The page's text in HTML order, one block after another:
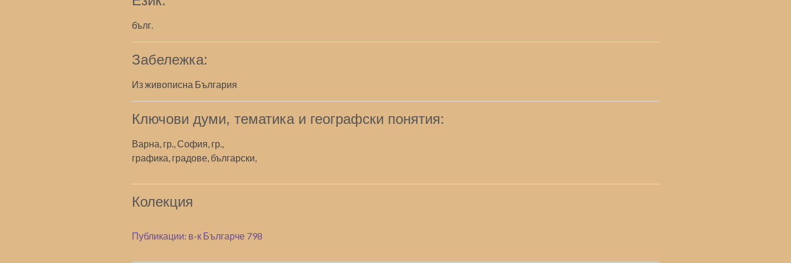
бълг.
Забележка:
Из живописна България
Ключови думи, тематика и географски понятия:
Варна, гр., София, гр.,
графика, градове, български,
Колекция
Публикации: в-к Българче 798